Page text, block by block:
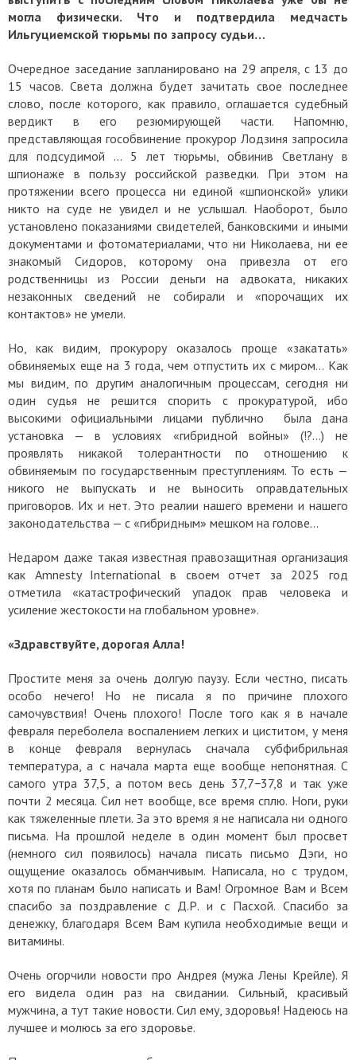
могла физически. Что и подтвердила медчасть
Ильгуциемской тюрьмы по запросу судьи…
Очередное заседание запланировано на 29 апреля, с 13 до
15 часов. Света должна будет зачитать свое последнее
слово, после которого, как правило, оглашается судебный
вердикт в его резюмирующей части. Напомню,
представляющая гособвинение прокурор Лодзиня запросила
для подсудимой … 5 лет тюрьмы, обвинив Светлану в
шпионаже в пользу российской разведки. При этом на
протяжении всего процесса ни единой «шпионской» улики
никто на суде не увидел и не услышал. Наоборот, было
установлено показаниями свидетелей, банковскими и иными
документами и фотоматериалами, что ни Николаева, ни ее
знакомый Сидоров, которому она привезла от его
родственницы из России деньги на адвоката, никаких
незаконных сведений не собирали и «порочащих их
контактов» не умели.
Но, как видим, прокурору оказалось проще «закатать»
обвиняемых еще на 3 года, чем отпустить их с миром… Как
мы видим, по другим аналогичным процессам, сегодня ни
один судья не решится спорить с прокуратурой, ибо
высокими официальными лицами публично была дана
установка — в условиях «гибридной войны» (!?...) не
проявлять никакой толерантности по отношению к
обвиняемым по государственным преступлениям. То есть —
никого не выпускать и не выносить оправдательных
приговоров. Их и нет. Это реалии нашего времени и нашего
законодательства — с «гибридным» мешком на голове…
Недаром даже такая известная правозащитная организация
как Amnesty International в своем отчет за 2025 год
отметила «катастрофический упадок прав человека и
усиление жестокости на глобальном уровне».
«Здравствуйте, дорогая Алла!
Простите меня за очень долгую паузу. Если честно, писать
особо нечего! Но не писала я по причине плохого
самочувствия! Очень плохого! После того как я в начале
февраля переболела воспалением легких и циститом, у меня
в конце февраля вернулась сначала субфибрильная
температура, а с начала марта еще вообще непонятная. С
самого утра 37,5, а потом весь день 37,7−37,8 и так уже
почти 2 месяца. Сил нет вообще, все время сплю. Ноги, руки
как тяжеленные плети. За это время я не написала ни одного
письма. На прошлой неделе в один момент был просвет
(немного сил появилось) начала писать письмо Дэги, но
ощущение оказалось обманчивым. Написала, но с трудом,
хотя по планам было написать и Вам! Огромное Вам и Всем
спасибо за поздравление с Д.Р. и с Пасхой. Спасибо за
денежку, благодаря Всем Вам купила необходимые вещи и
витамины.
Очень огорчили новости про Андрея (мужа Лены Крейле). Я
его видела один раз на свидании. Сильный, красивый
мужчина, а тут такие новости. Сил ему, здоровья! Надеюсь на
лучшее и молюсь за его здоровье.